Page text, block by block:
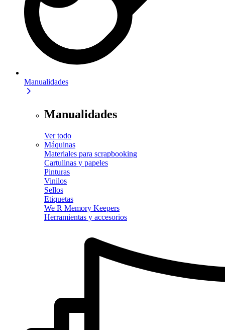
Manualidades
Manualidades
Ver todo
Máquinas
Materiales para scrapbooking
Cartulinas y papeles
Pinturas
Vinilos
Sellos
Etiquetas
We R Memory Keepers
Herramientas y accesorios